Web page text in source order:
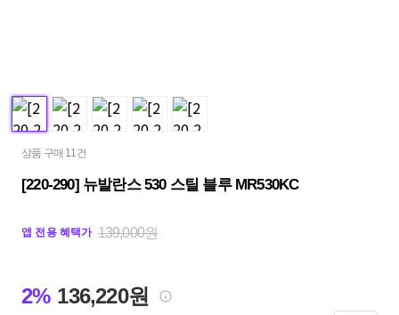
상품 구매 11건
[220-290] 뉴발란스 530 스틸 블루 MR530KC
앱 전용 혜택가 139,000원
2% 136,220원